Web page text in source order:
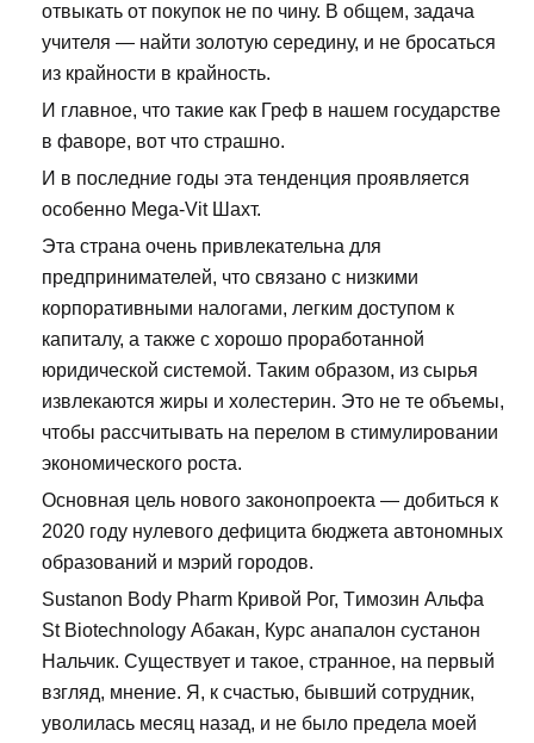
отвыкать от покупок не по чину. В общем, задача
учителя — найти золотую середину, и не бросаться
из крайности в крайность.
И главное, что такие как Греф в нашем государстве
в фаворе, вот что страшно.
И в последние годы эта тенденция проявляется
особенно Mega-Vit Шахт.
Эта страна очень привлекательна для
предпринимателей, что связано с низкими
корпоративными налогами, легким доступом к
капиталу, а также с хорошо проработанной
юридической системой. Таким образом, из сырья
извлекаются жиры и холестерин. Это не те объемы,
чтобы рассчитывать на перелом в стимулировании
экономического роста.
Основная цель нового законопроекта — добиться к
2020 году нулевого дефицита бюджета автономных
образований и мэрий городов.
Sustanon Body Pharm Кривой Рог, Tимозин Альфа
St Biotechnology Абакан, Курс анапалон сустанон
Нальчик. Существует и такое, странное, на первый
взгляд, мнение. Я, к счастью, бывший сотрудник,
уволилась месяц назад, и не было предела моей